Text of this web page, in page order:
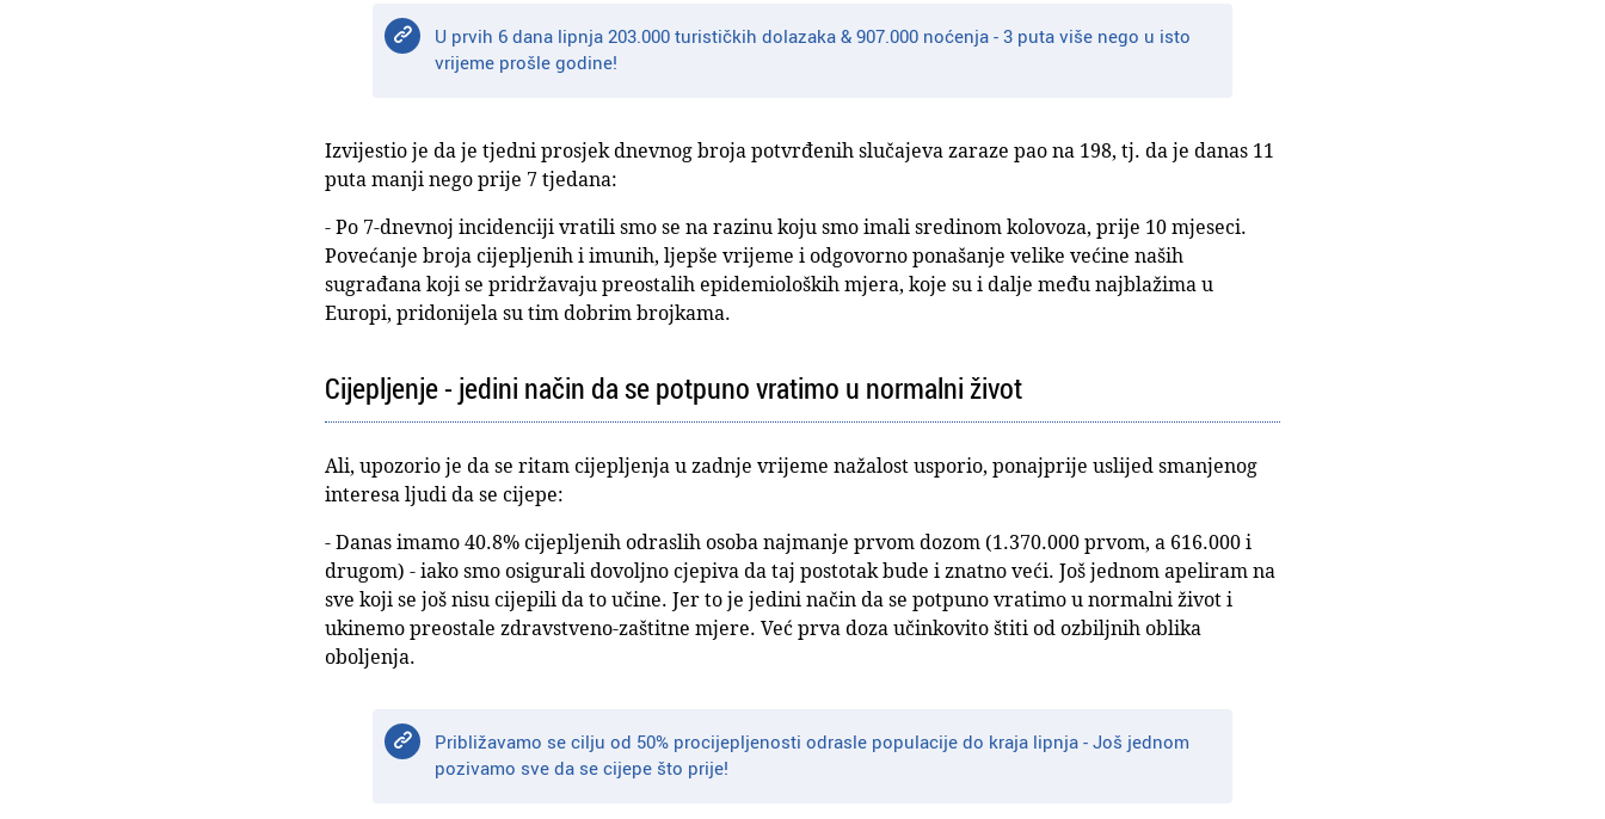
U prvih 6 dana lipnja 203.000 turističkih dolazaka & 907.000 noćenja - 3 puta više nego u isto
vrijeme prošle godine!
Izvijestio je da je tjedni prosjek dnevnog broja potvrđenih slučajeva zaraze pao na 198, tj. da je danas 11
puta manji nego prije 7 tjedana:
- Po 7-dnevnoj incidenciji vratili smo se na razinu koju smo imali sredinom kolovoza, prije 10 mjeseci.
Povećanje broja cijepljenih i imunih, ljepše vrijeme i odgovorno ponašanje velike većine naših
sugrađana koji se pridržavaju preostalih epidemioloških mjera, koje su i dalje među najblažima u
Europi, pridonijela su tim dobrim brojkama.
Cijepljenje - jedini način da se potpuno vratimo u normalni život
Ali, upozorio je da se ritam cijepljenja u zadnje vrijeme nažalost usporio, ponajprije uslijed smanjenog
interesa ljudi da se cijepe:
- Danas imamo 40.8% cijepljenih odraslih osoba najmanje prvom dozom (1.370.000 prvom, a 616.000 i
drugom) - iako smo osigurali dovoljno cjepiva da taj postotak bude i znatno veći. Još jednom apeliram na
sve koji se još nisu cijepili da to učine. Jer to je jedini način da se potpuno vratimo u normalni život i
ukinemo preostale zdravstveno-zaštitne mjere. Već prva doza učinkovito štiti od ozbiljnih oblika
oboljenja.
Približavamo se cilju od 50% procijepljenosti odrasle populacije do kraja lipnja - Još jednom
pozivamo sve da se cijepe što prije!